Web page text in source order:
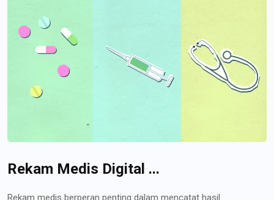
Rekam Medis Digital ...
Rekam medis berperan penting dalam mencatat hasil